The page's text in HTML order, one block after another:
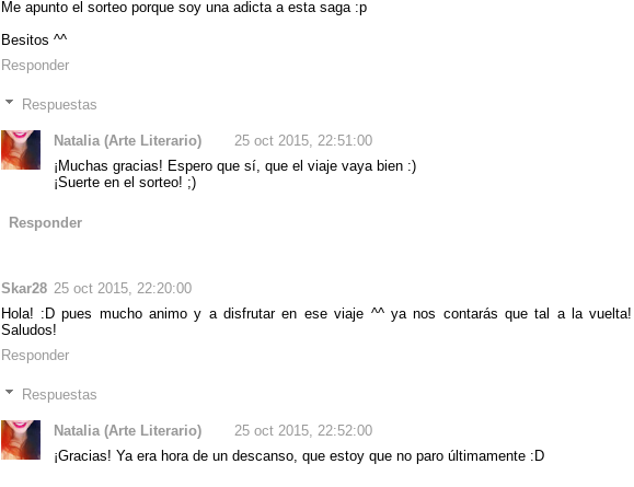
Me apunto el sorteo porque soy una adicta a esta saga :p
Besitos ^^
Responder
Respuestas
Natalia (Arte Literario)
25 oct 2015, 22:51:00
¡Muchas gracias! Espero que sí, que el viaje vaya bien :)
¡Suerte en el sorteo! ;)
Responder
Skar28 25 oct 2015, 22:20:00
Hola! :D pues mucho animo y a disfrutar en ese viaje ^^ ya nos contarás que tal a la vuelta!
Saludos!
Responder
Respuestas
Natalia (Arte Literario)
25 oct 2015, 22:52:00
¡Gracias! Ya era hora de un descanso, que estoy que no paro últimamente :D